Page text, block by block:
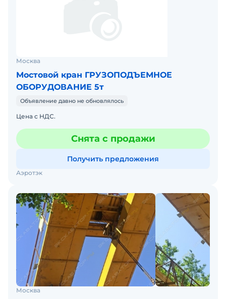
Москва
Мостовой кран ГРУЗОПОДЪЕМНОЕ
ОБОРУДОВАНИЕ 5т
Объявление давно не обновлялось
Цена с НДС.
Снята с продажи
Получить предложения
Аэротэк
Москва